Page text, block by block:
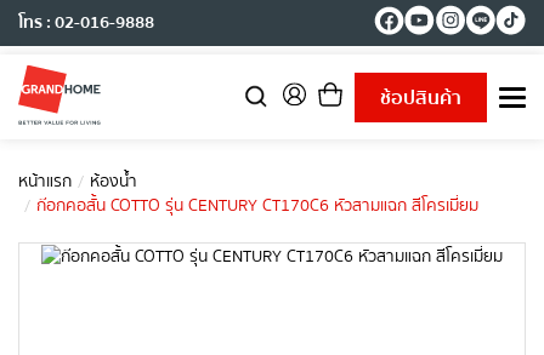
โทร : 02-016-9888
ช้อปสินค้า
T
n
หน้าแรก
ห้องน้ำ
ก๊อกคอสั้น COTTO รุ่น CENTURY CT170C6 หัวสามแฉก สีโครเมี่ยม